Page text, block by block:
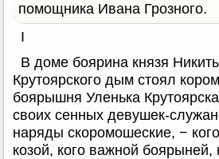
помощника Ивана Грозного.
I
В доме боярина князя
Крутоярского дым стоял
боярышня Уленька
своих сенных девушек-
наряды скоромошеские, −
козой, кого важной боярыней,